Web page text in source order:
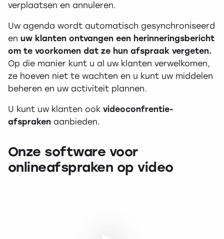
verplaatsen en annuleren.
Uw agenda wordt automatisch gesynchroniseerd
en uw klanten ontvangen een herinneringsbericht
om te voorkomen dat ze hun afspraak vergeten.
Op die manier kunt u al uw klanten verwelkomen,
ze hoeven niet te wachten en u kunt uw middelen
beheren en uw activiteit plannen.
U kunt uw klanten ook videoconfrentie-
afspraken aanbieden.
Onze software voor
onlineafspraken op video